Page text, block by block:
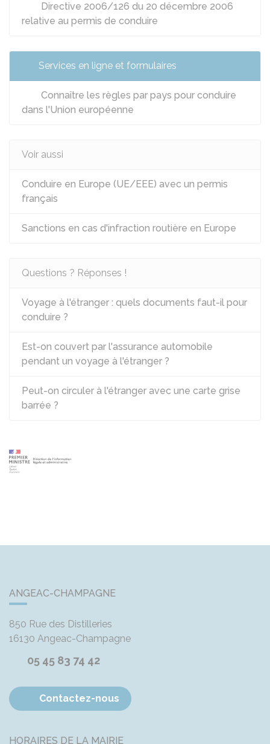
Directive 2006/126 du 20 décembre 2006
relative au permis de conduire
Services en ligne et formulaires
Connaître les règles par pays pour conduire
dans l'Union européenne
Voir aussi
Conduire en Europe (UE/EEE) avec un permis
français
Sanctions en cas d'infraction routière en Europe
Questions ? Réponses !
Voyage à l'étranger : quels documents faut-il pour
conduire ?
Est-on couvert par l'assurance automobile
pendant un voyage à l'étranger ?
Peut-on circuler à l'étranger avec une carte grise
barrée ?
ANGEAC-CHAMPAGNE
850 Rue des Distilleries
16130 Angeac-Champagne
05 45 83 74 42
Contactez-nous
HORAIRES DE LA MAIRIE